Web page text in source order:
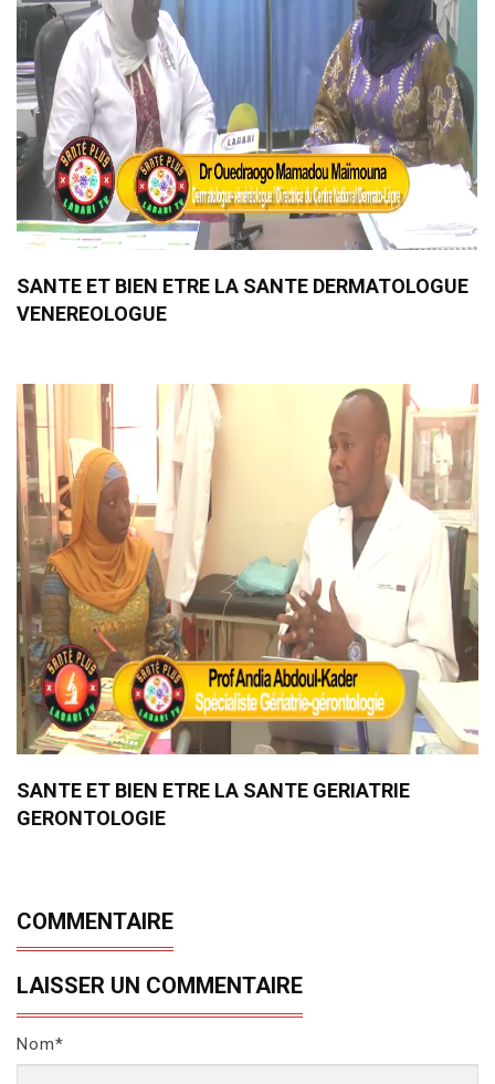
SANTE ET BIEN ETRE LA SANTE DERMATOLOGUE
VENEREOLOGUE
SANTE ET BIEN ETRE LA SANTE GERIATRIE
GERONTOLOGIE
COMMENTAIRE
LAISSER UN COMMENTAIRE
Nom*